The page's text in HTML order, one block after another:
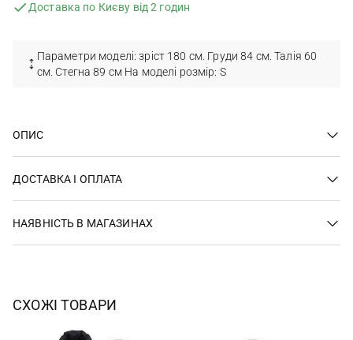
Доставка по Києву від 2 годин
Параметри моделі: зріст 180 см. Груди 84 см. Талія 60
см. Стегна 89 см На моделі розмір: S
ОПИС
ДОСТАВКА І ОПЛАТА
НАЯВНІСТЬ В МАГАЗИНАХ
СХОЖІ ТОВАРИ